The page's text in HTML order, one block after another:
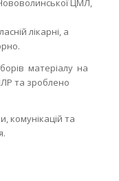
ЦМЛ,
лікарні, а
матеріалу на
та зроблено
комунікацій та